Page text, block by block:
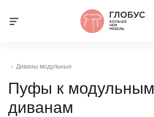
Диваны модульные
Пуфы к модульным
диванам